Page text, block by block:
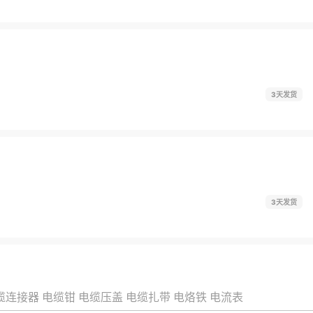
3天发货
3天发货
连接器 电缆钳 电缆压盖 电缆扎带 电烙铁 电流表